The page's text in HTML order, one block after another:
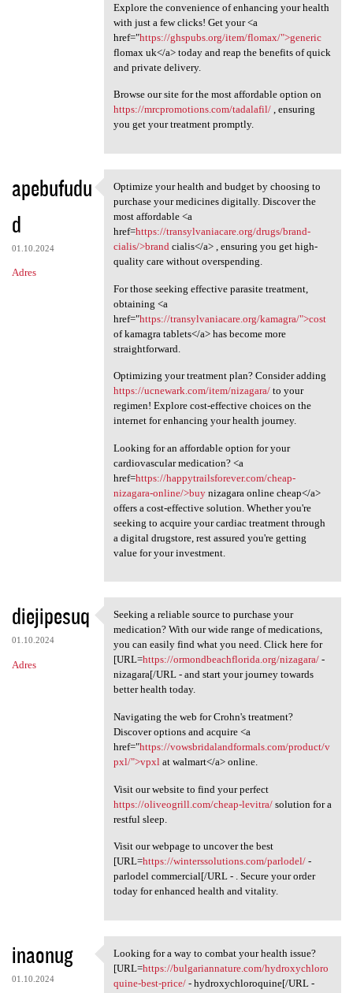
Explore the convenience of enhancing your health
with just a few clicks! Get your <a
href="https://ghspubs.org/item/flomax/">generic
flomax uk</a> today and reap the benefits of quick
and private delivery.
Browse our site for the most affordable option on
https://mrcpromotions.com/tadalafil/, ensuring
you get your treatment promptly.
apebufudu
d
01.10.2024
Adres
Optimize your health and
Optimize your health and budget by choosing to
purchase your medicines digitally. Discover the
most affordable <a
href=https://transylvaniacare.org/drugs/brand-
cialis/>brandcialis</a> , ensuring you get high-
quality care without overspending.
For those seeking effective parasite treatment,
obtaining <a
href="https://transylvaniacare.org/kamagra/">cost
of kamagra tablets</a> has become more
straightforward.
Optimizing your treatment plan? Consider adding
https://ucnewark.com/item/nizagara/to your
regimen! Explore cost-effective choices on the
internet for enhancing your health journey.
Looking for an affordable option for your
cardiovascular medication? <a
href=https://happytrailsforever.com/cheap-
nizagara-online/>buynizagara online cheap</a>
offers a cost-effective solution. Whether you're
seeking to acquire your cardiac treatment through
a digital drugstore, rest assured you're getting
value for your investment.
diejipesuq
01.10.2024
Adres
Seeking a reliable source to
Seeking a reliable source to purchase your
medication? With our wide range of medications,
you can easily find what you need. Click here for
[URL=https://ormondbeachflorida.org/nizagara/-
nizagara[/URL - and start your journey towards
better health today.
Navigating the web for Crohn's treatment?
Discover options and acquire <a
href="https://vowsbridalandformals.com/product/v
pxl/">vpxlat walmart</a> online.
Visit our website to find your perfect
https://oliveogrill.com/cheap-levitra/solution for a
restful sleep.
Visit our webpage to uncover the best
[URL=https://winterssolutions.com/parlodel/-
parlodel commercial[/URL - . Secure your order
today for enhanced health and vitality.
inaonug
01.10.2024
Looking for a way to combat
Looking for a way to combat your health issue?
[URL=https://bulgariannature.com/hydroxychloro
quine-best-price/- hydroxychloroquine[/URL -